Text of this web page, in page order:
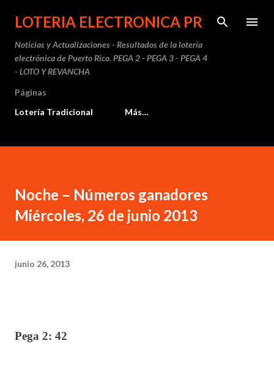
Ir al contenido principal
LOTERIA ELECTRONICA PR
Noticias y Actualizaciones - Resultados de la lotería
electrónica de Puerto Rico. PEGA 2 - PEGA 3 - PEGA 4
- LOTO Y REVANCHA
Páginas
Lotería Tradicional
Más…
Noche – Números ganadores
Miércoles, 26 de junio 2013
junio 26, 2013
Pega 2: 42